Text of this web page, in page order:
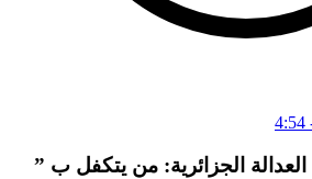
الجزائرية: من يتكفل ب ”